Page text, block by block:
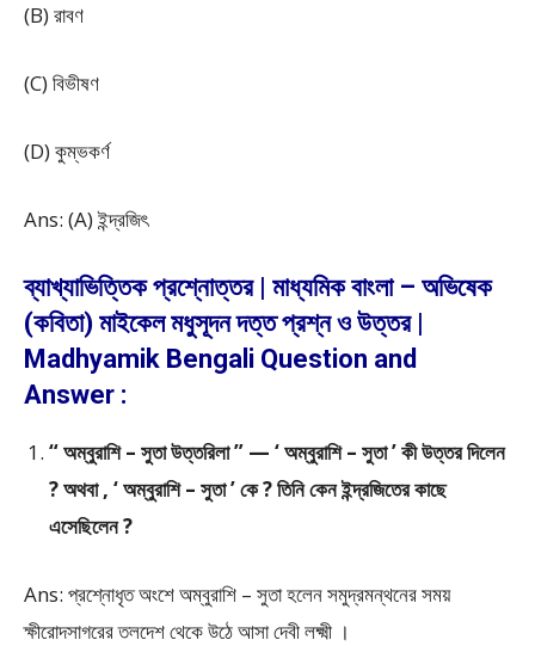
(B) রাবণ
(C) বিভীষণ
(D) কুম্ভকর্ণ
Ans: (A) ইন্দ্রজিৎ
ব্যাখ্যাভিত্তিক প্রশ্নোত্তর | মাধ্যমিক বাংলা – অভিষেক
(কবিতা) মাইকেল মধুসূদন দত্ত প্রশ্ন ও উত্তর |
Madhyamik Bengali Question and
Answer :
“ অম্বুরাশি – সুতা উত্তরিলা ” — ‘ অম্বুরাশি – সুতা ’ কী উত্তর দিলেন
? অথবা , ‘ অম্বুরাশি – সুতা ’ কে ? তিনি কেন ইন্দ্রজিতের কাছে
এসেছিলেন ?
Ans: প্রশ্নোধৃত অংশে অম্বুরাশি – সুতা হলেন সমুদ্রমন্থনের সময়
ক্ষীরোদসাগরের তলদেশ থেকে উঠে আসা দেবী লক্ষ্মী ।